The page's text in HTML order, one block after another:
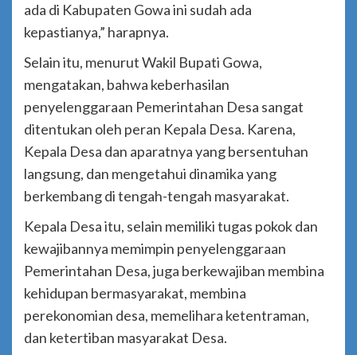
ada di Kabupaten Gowa ini sudah ada
kepastianya,” harapnya.
Selain itu, menurut Wakil Bupati Gowa,
mengatakan, bahwa keberhasilan
penyelenggaraan Pemerintahan Desa sangat
ditentukan oleh peran Kepala Desa. Karena,
Kepala Desa dan aparatnya yang bersentuhan
langsung, dan mengetahui dinamika yang
berkembang di tengah-tengah masyarakat.
Kepala Desa itu, selain memiliki tugas pokok dan
kewajibannya memimpin penyelenggaraan
Pemerintahan Desa, juga berkewajiban membina
kehidupan bermasyarakat, membina
perekonomian desa, memelihara ketentraman,
dan ketertiban masyarakat Desa.